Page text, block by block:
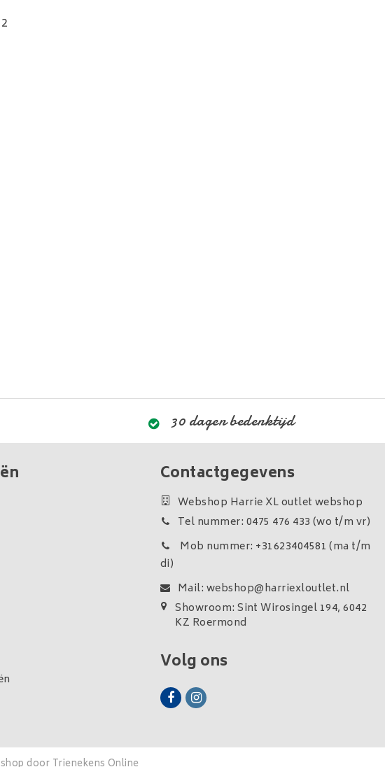
30 dagen bedenktijd
Contactgegevens
Webshop Harrie XL outlet webshop
Tel nummer: 0475 476 433 (wo t/m vr)
Mob nummer: +31623404581 (ma t/m
di)
Mail: webshop@harriexloutlet.nl
Showroom: Sint Wirosingel 194, 6042
KZ Roermond
Volg ons